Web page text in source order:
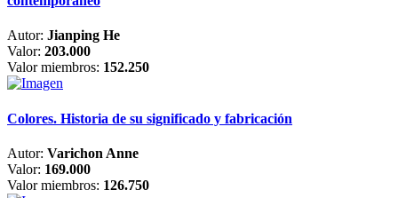
Autor: Jianping He
Valor: 203.000
Valor miembros: 152.250
Colores. Historia de su significado y fabricación
Autor: Varichon Anne
Valor: 169.000
Valor miembros: 126.750